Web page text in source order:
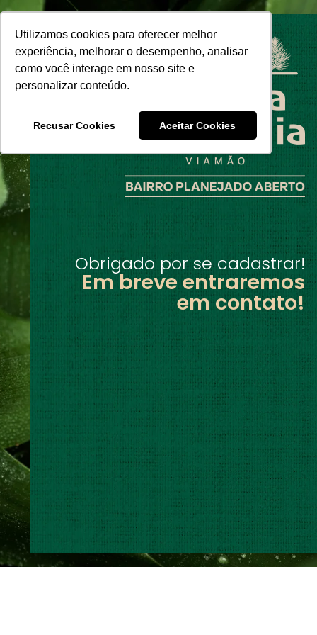
Utilizamos cookies para oferecer melhor
experiência, melhorar o desempenho, analisar
como você interage em nosso site e
personalizar conteúdo.
Recusar Cookies Aceitar Cookies
Obrigado por se cadastrar!
Em breve entraremos
em contato!